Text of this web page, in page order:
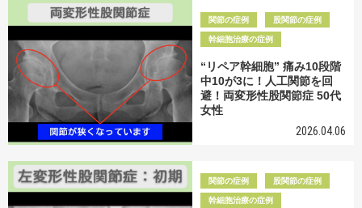
関節の症例 股関節の症例
幹細胞治療の症例
“リペア幹細胞” 痛み10段階
中10が3に！人工関節を回
避！両変形性股関節症 50代
女性
2026.04.06
関節の症例 股関節の症例
幹細胞治療の症例